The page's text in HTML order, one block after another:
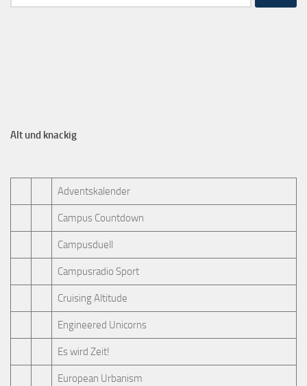
Alt und knackig
Adventskalender
Campus Countdown
Campusduell
Campusradio Sport
Cruising Altitude
Engineered Unicorns
Es wird Zeit!
European Urbanism